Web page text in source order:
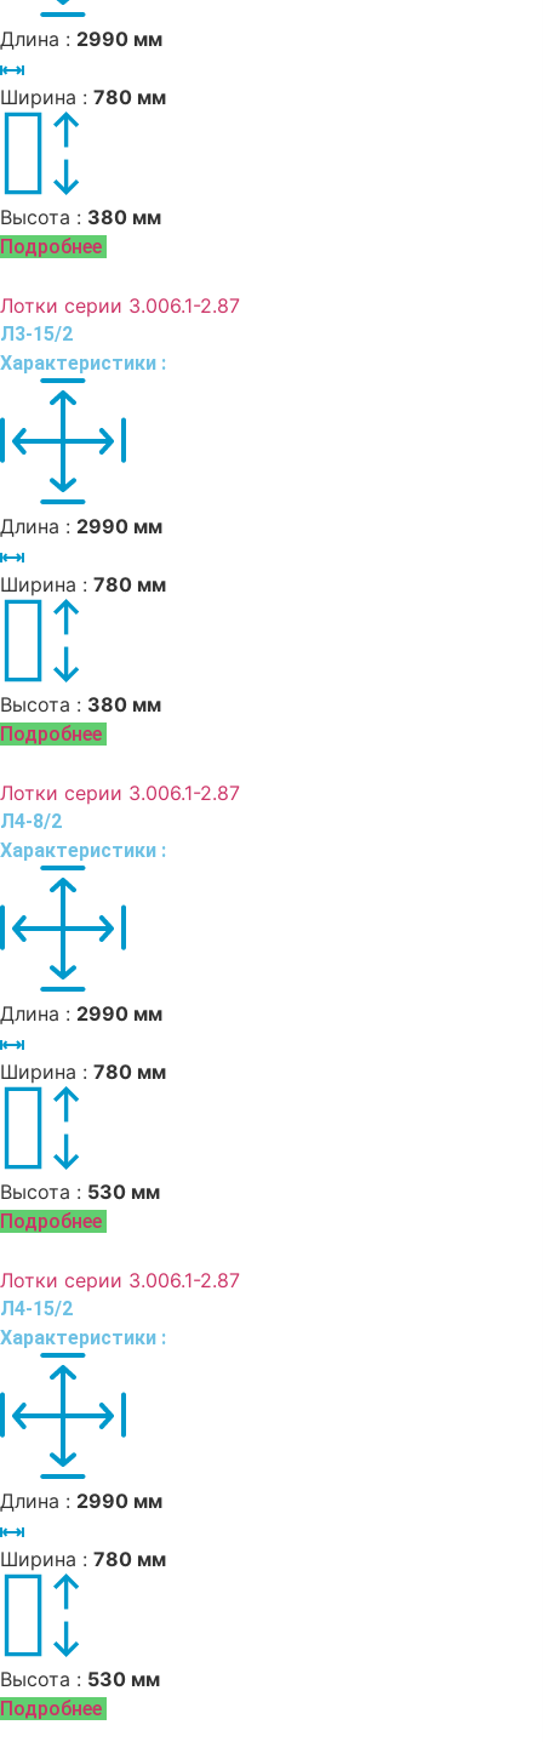
Длина : 2990 мм
Ширина : 780 мм
Высота : 380 мм
Подробнее
Лотки серии 3.006.1-2.87
Л3-15/2
Характеристики :
Длина : 2990 мм
Ширина : 780 мм
Высота : 380 мм
Подробнее
Лотки серии 3.006.1-2.87
Л4-8/2
Характеристики :
Длина : 2990 мм
Ширина : 780 мм
Высота : 530 мм
Подробнее
Лотки серии 3.006.1-2.87
Л4-15/2
Характеристики :
Длина : 2990 мм
Ширина : 780 мм
Высота : 530 мм
Подробнее